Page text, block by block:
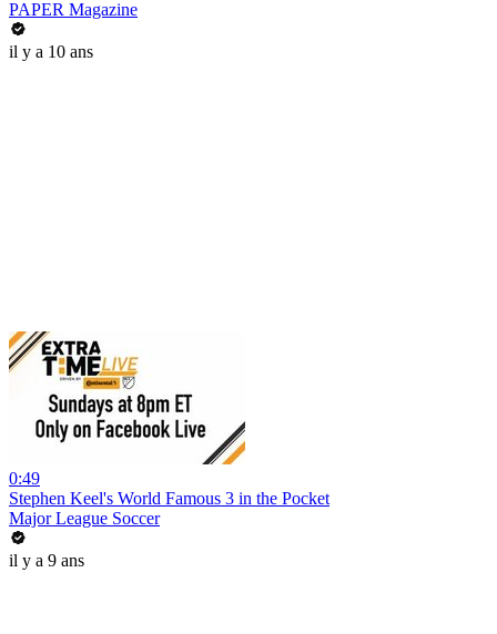
PAPER Magazine
il y a 10 ans
0:49
Stephen Keel's World Famous 3 in the Pocket
Major League Soccer
il y a 9 ans